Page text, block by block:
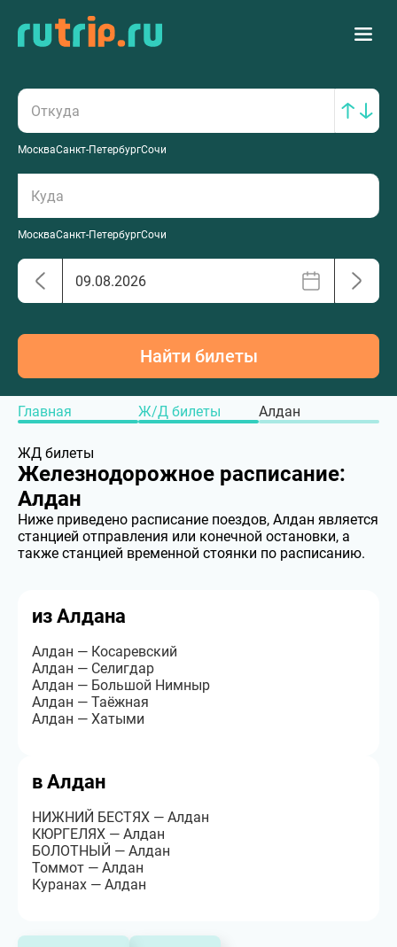
МоскваСанкт-ПетербургСочи
МоскваСанкт-ПетербургСочи
Найти билеты
Главная Ж/Д билеты Алдан
ЖД билеты
Железнодорожное расписание:
Алдан
Ниже приведено расписание поездов, Алдан является
станцией отправления или конечной остановки, а
также станцией временной стоянки по расписанию.
из Алдана
Алдан — Косаревский
Алдан — Селигдар
Алдан — Большой Нимныр
Алдан — Таёжная
Алдан — Хатыми
в Алдан
НИЖНИЙ БЕСТЯХ — Алдан
КЮРГЕЛЯХ — Алдан
БОЛОТНЫЙ — Алдан
Томмот — Алдан
Куранах — Алдан